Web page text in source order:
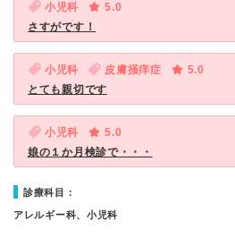
小児科
5.0
さすがです！
小児科 皮膚掻痒症
5.0
とても親切です
小児科
5.0
娘の１か月検診で・・・
診療科目：
アレルギー科、小児科